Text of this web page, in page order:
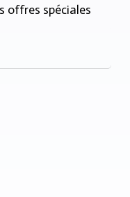
offres spéciales